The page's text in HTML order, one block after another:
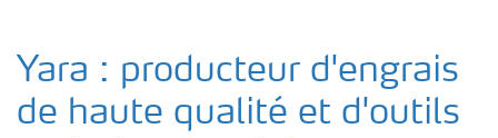
Yara : producteur d'engrais
de haute qualité et d'outils